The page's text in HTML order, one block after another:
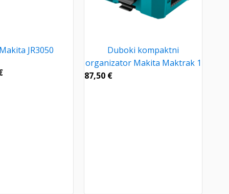
JR3050
Duboki kompaktni
organizator Makita Maktrak 1
87,50 €